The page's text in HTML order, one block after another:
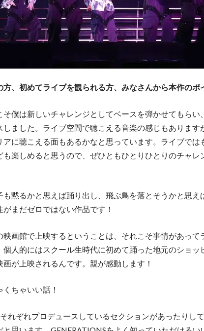
、初めてライブを観られる方、みなさんから本作のポ
そ僕は新しいチャレンジとしてベースを弾かせてもら
しました。ライブ空間で聴こえる音楽の感じもありま
アに聴こえる面もあるかなと思っています。ライブで
も楽しめると思うので、ぜひともひとりひとりのチャ
も黙るかと思えば踊り出し、飛ぶ鳥を落とそうかと思
まだゼロではない作品です！
映画館で上映するということは、それこそ事情があって
個人的にはスクール生時代に初めて踊った地元のショッ
画が上映されるんです。親が感動します！
ちゃいい話！
れぞれプロデュースしているセクションがあったりし